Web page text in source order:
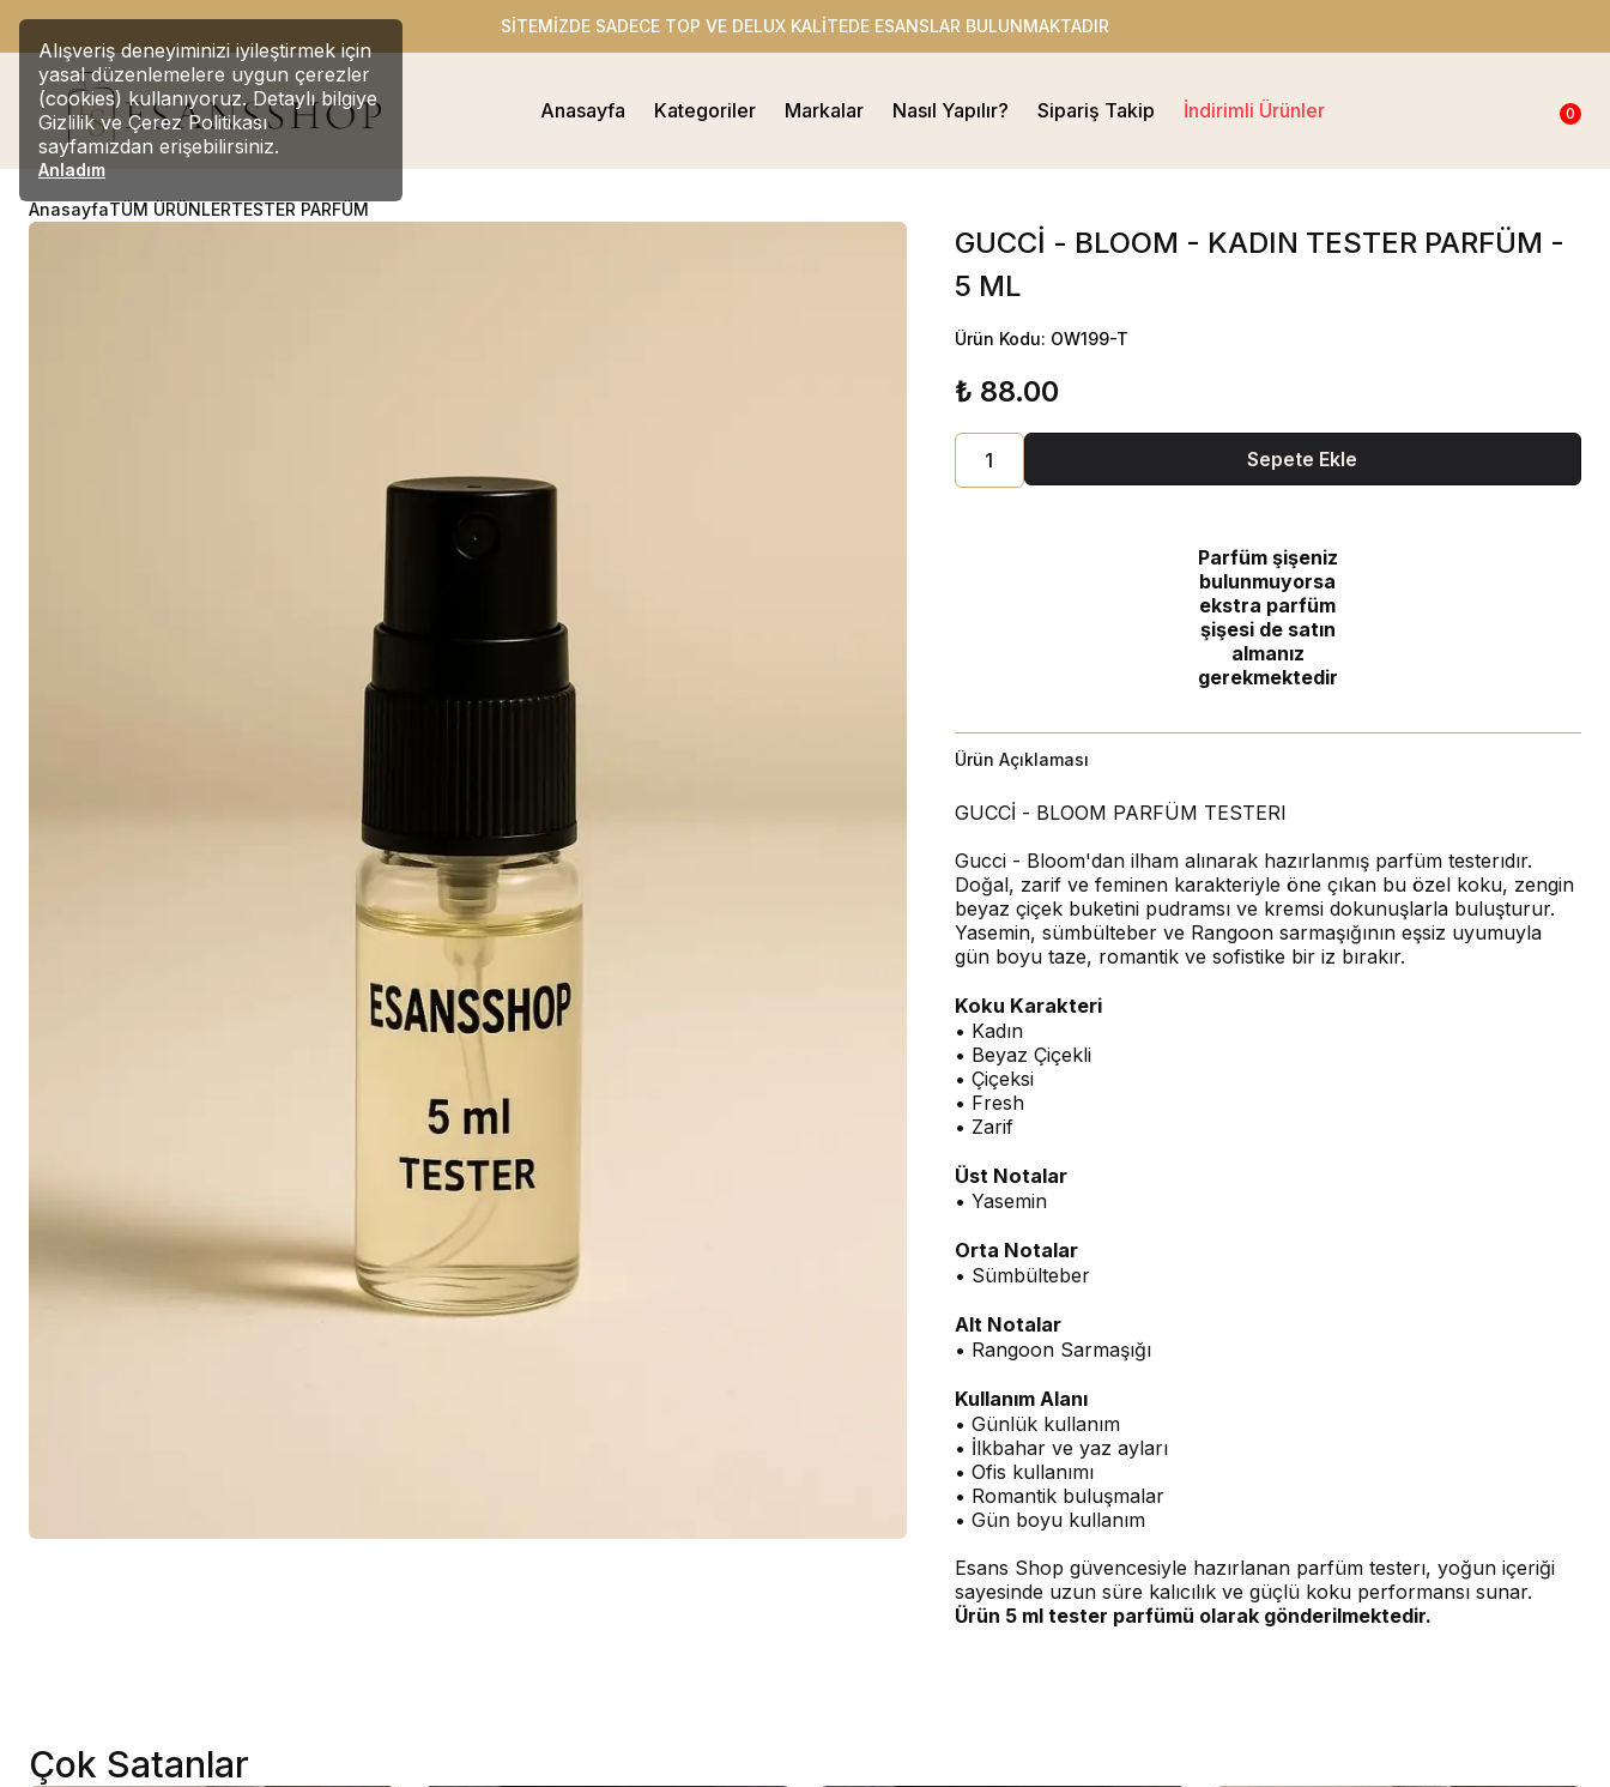
Alışveriş deneyiminizi iyileştirmek için
yasal düzenlemelere uygun çerezler
(cookies) kullanıyoruz. Detaylı bilgiye
Gizlilik ve Çerez Politikası
sayfamızdan erişebilirsiniz.
Anladım
SİTEMİZDE SADECE TOP VE DELUX KALİTEDE ESANSLAR BULUNMAKTADIR
Anasayfa Kategoriler Markalar Nasıl Yapılır? Sipariş Takip İndirimli Ürünler 0
AnasayfaTÜM ÜRÜNLERTESTER PARFÜM
GUCCİ - BLOOM - KADIN TESTER PARFÜM -
5 ML
Ürün Kodu: OW199-T
₺ 88.00
Sepete Ekle
Parfüm şişeniz
bulunmuyorsa
ekstra parfüm
şişesi de satın
almanız
gerekmektedir
Ürün Açıklaması
GUCCİ - BLOOM PARFÜM TESTERI
Gucci - Bloom'dan ilham alınarak hazırlanmış parfüm testerıdır.
Doğal, zarif ve feminen karakteriyle öne çıkan bu özel koku, zengin
beyaz çiçek buketini pudramsı ve kremsi dokunuşlarla buluşturur.
Yasemin, sümbülteber ve Rangoon sarmaşığının eşsiz uyumuyla
gün boyu taze, romantik ve sofistike bir iz bırakır.
Koku Karakteri
• Kadın
• Beyaz Çiçekli
• Çiçeksi
• Fresh
• Zarif
Üst Notalar
• Yasemin
Orta Notalar
• Sümbülteber
Alt Notalar
• Rangoon Sarmaşığı
Kullanım Alanı
• Günlük kullanım
• İlkbahar ve yaz ayları
• Ofis kullanımı
• Romantik buluşmalar
• Gün boyu kullanım
Esans Shop güvencesiyle hazırlanan parfüm testerı, yoğun içeriği
sayesinde uzun süre kalıcılık ve güçlü koku performansı sunar.
Ürün 5 ml tester parfümü olarak gönderilmektedir.
Çok Satanlar